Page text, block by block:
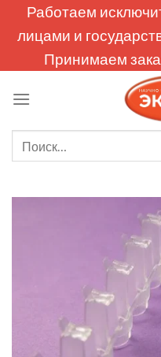
Работаем
лицами и
Принимаем